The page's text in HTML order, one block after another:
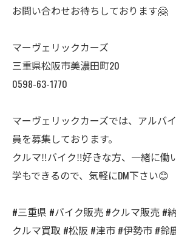
お問い合わせお待ちしております🤗
マーヴェリックカーズ
三重県松阪市美濃田町20
0598-63-1770
マーヴェリックカーズでは、アルバ
員を募集しております。
クルマ‼️バイク‼️好きな方、一緒に働
学もできるので、気軽にDM下さい😊
#三重県 #バイク販売 #クルマ販売 #
クルマ買取 #松阪 #津市 #伊勢市 #鈴